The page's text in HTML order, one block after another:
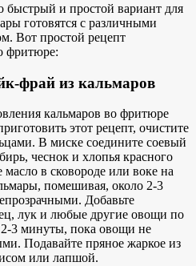
и простой вариант для
готовятся с различными
. Вот простой рецепт
фритюре:
фрай из кальмаров
кальмаров во фритюре
этот рецепт, очистите
В миске соедините соевый
чеснок и хлопья красного
масло в сковороде или воке на
помешивая, около 2-3
Добавьте
лук и любые другие овощи по
3 минуты, пока овощи не
Подавайте пряное жаркое из
или лапшой.